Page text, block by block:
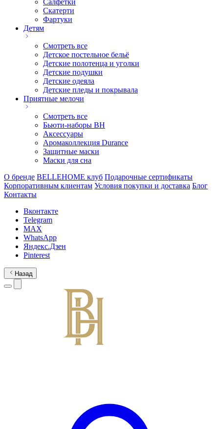
Салфетки
Скатерти
Фартуки
Детям
Смотреть все
Детское постельное бельё
Детские полотенца и уголки
Детские подушки
Детские одеяла
Детские пледы и покрывала
Приятные мелочи
Смотреть все
Бьюти-наборы ВН
Аксессуары
Аромаколлекция Durance
Защитные маски
Маски для сна
О бренде BELLEHOME клуб Подарочные сертификаты
Корпоративным клиентам Условия покупки и доставка Блог
Контакты
Вконтакте
Telegram
MAX
WhatsApp
Яндекс.Дзен
Pinterest
Назад